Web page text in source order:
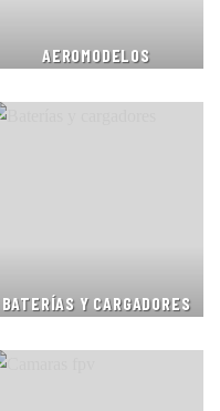
AEROMODELOS
BATERÍAS Y CARGADORES